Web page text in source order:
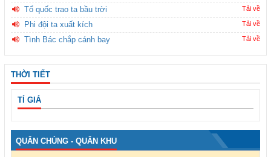
Tổ quốc trao ta bầu trời Tải về
Phi đội ta xuất kích Tải về
Tình Bác chắp cánh bay Tải về
THỜI TIẾT
TỈ GIÁ
QUÂN CHỦNG - QUÂN KHU